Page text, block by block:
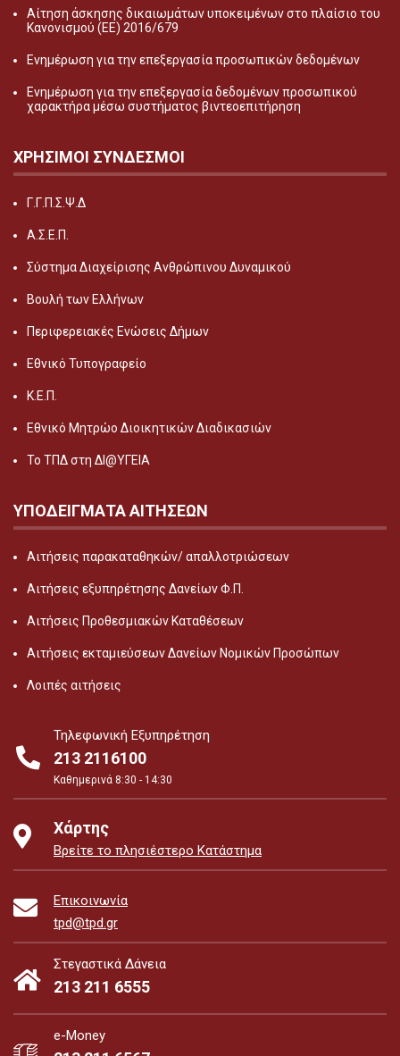
Αίτηση άσκησης δικαιωμάτων υποκειμένων στο πλαίσιο του
Κανονισμού (ΕΕ) 2016/679
Ενημέρωση για την επεξεργασία προσωπικών δεδομένων
Ενημέρωση για την επεξεργασία δεδομένων προσωπικού
χαρακτήρα μέσω συστήματος βιντεοεπιτήρηση
ΧΡΗΣΙΜΟΙ ΣΥΝΔΕΣΜΟΙ
Γ.Γ.Π.Σ.Ψ.Δ
Α.Σ.Ε.Π.
Σύστημα Διαχείρισης Ανθρώπινου Δυναμικού
Βουλή των Ελλήνων
Περιφερειακές Ενώσεις Δήμων
Εθνικό Τυπογραφείο
Κ.Ε.Π.
Εθνικό Μητρώο Διοικητικών Διαδικασιών
Το ΤΠΔ στη ΔΙ@ΥΓΕΙΑ
ΥΠΟΔΕΙΓΜΑΤΑ ΑΙΤΗΣΕΩΝ
Αιτήσεις παρακαταθηκών/ απαλλοτριώσεων
Αιτήσεις εξυπηρέτησης Δανείων Φ.Π.
Αιτήσεις Προθεσμιακών Καταθέσεων
Αιτήσεις εκταμιεύσεων Δανείων Νομικών Προσώπων
Λοιπές αιτήσεις
Τηλεφωνική Εξυπηρέτηση
213 2116100
Καθημερινά 8:30 - 14:30
Χάρτης
Βρείτε το πλησιέστερο Κατάστημα
Επικοινωνία
tpd@tpd.gr
Στεγαστικά Δάνεια
213 211 6555
e-Money